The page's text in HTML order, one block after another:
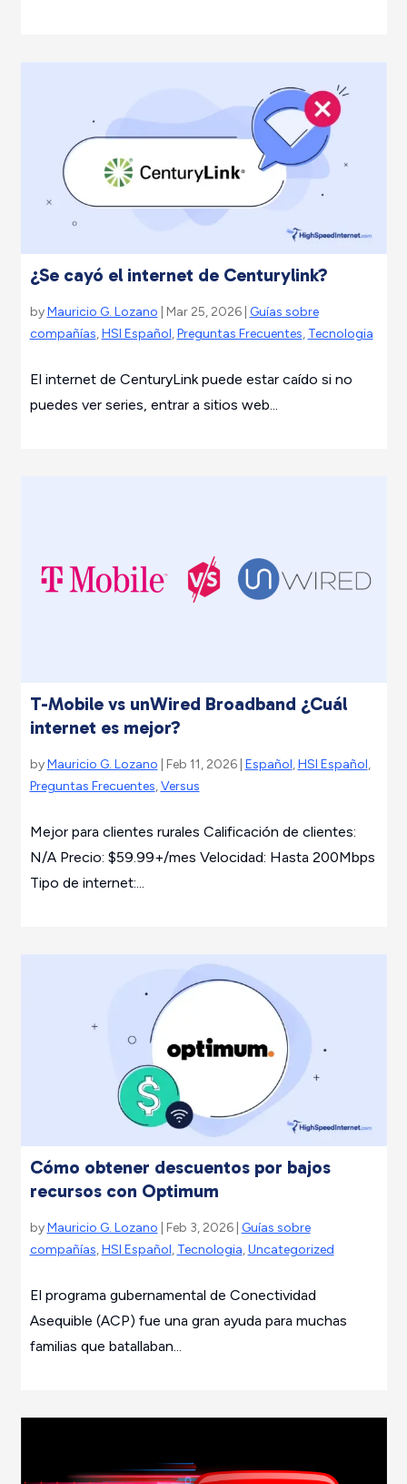
¿Se cayó el internet de Centurylink?
byMauricio G. Lozano | Mar 25, 2026 | Guías sobre
compañías,HSI Español,Preguntas Frecuentes, Tecnologia
El internet de CenturyLink puede estar caído si no
puedes ver series, entrar a sitios web...
T-Mobile vs unWired Broadband ¿Cuál
internet es mejor?
byMauricio G. Lozano | Feb 11, 2026 | Español,HSI Español,
Preguntas Frecuentes,Versus
Mejor para clientes rurales Calificación de clientes:
N/A Precio: $59.99+/mes Velocidad: Hasta 200Mbps
Tipo de internet:...
Cómo obtener descuentos por bajos
recursos con Optimum
byMauricio G. Lozano | Feb 3, 2026 | Guías sobre
compañías,HSI Español, Tecnologia,Uncategorized
El programa gubernamental de Conectividad
Asequible (ACP) fue una gran ayuda para muchas
familias que batallaban...